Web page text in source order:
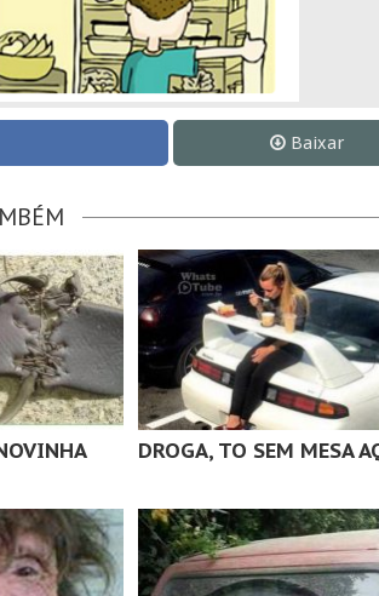
Baixar
DROGA, TO SEM MESA